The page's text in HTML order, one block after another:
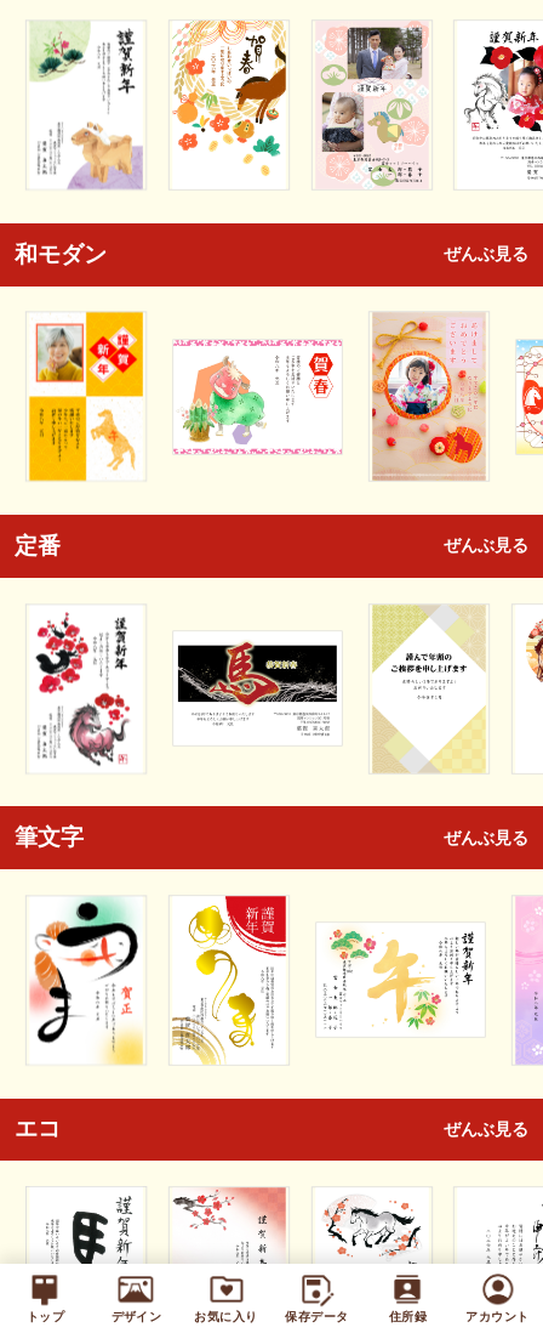
トップ デザイン お気に入り 保存データ 住所録 アカウント
和モダン ぜんぶ見る
定番 ぜんぶ見る
筆文字 ぜんぶ見る
エコ ぜんぶ見る